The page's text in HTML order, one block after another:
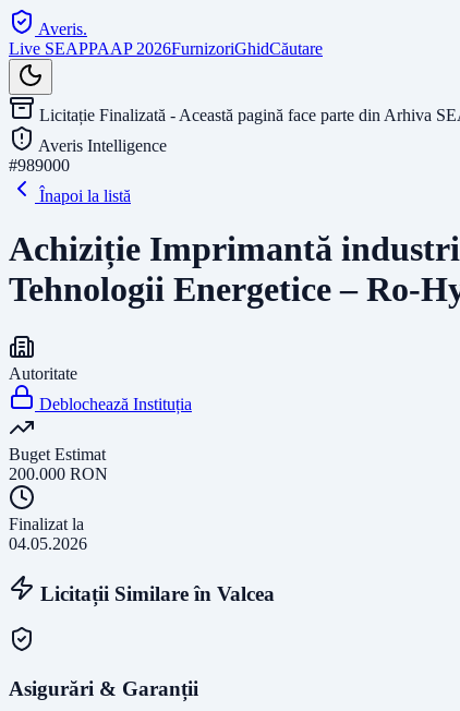
Averis.
Live SEAPPAAP 2026FurnizoriGhidCăutare
Licitație Finalizată - Această pagină face parte din Arhiva
Averis Intelligence
#989000
Înapoi la listă
Achiziție Imprimantă
Tehnologii Energetice – Ro-
Autoritate
Deblochează Instituția
Buget Estimat
200.000 RON
Finalizat la
04.05.2026
Licitații Similare în Valcea
Asigurări & Garanții